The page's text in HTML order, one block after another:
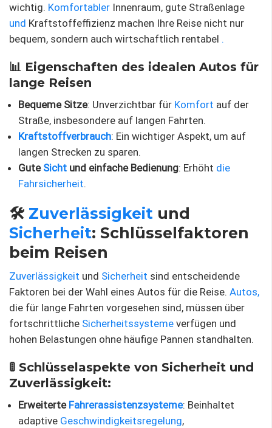
wichtig. Komfortabler Innenraum, gute Straßenlage
und Kraftstoffeffizienz machen Ihre Reise nicht nur
bequem, sondern auch wirtschaftlich rentabel .
📊 Eigenschaften des idealen Autos für
lange Reisen
Bequeme Sitze: Unverzichtbar für Komfort auf der
Straße, insbesondere auf langen Fahrten.
Kraftstoffverbrauch: Ein wichtiger Aspekt, um auf
langen Strecken zu sparen.
Gute Sicht und einfache Bedienung: Erhöht die
Fahrsicherheit.
🛠️ Zuverlässigkeit und
Sicherheit: Schlüsselfaktoren
beim Reisen
Zuverlässigkeit und Sicherheit sind entscheidende
Faktoren bei der Wahl eines Autos für die Reise. Autos,
die für lange Fahrten vorgesehen sind, müssen über
fortschrittliche Sicherheitssysteme verfügen und
hohen Belastungen ohne häufige Pannen standhalten.
🚦 Schlüsselaspekte von Sicherheit und
Zuverlässigkeit:
Erweiterte Fahrerassistenzsysteme: Beinhaltet
adaptive Geschwindigkeitsregelung,